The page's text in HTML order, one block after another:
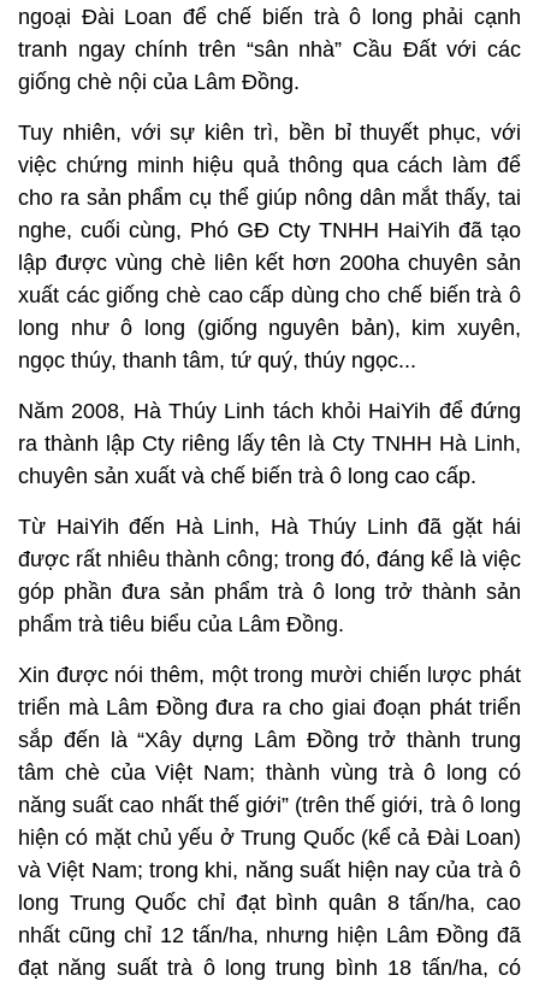
ngoại Đài Loan để chế biến trà ô long phải cạnh
tranh ngay chính trên “sân nhà” Cầu Đất với các
giống chè nội của Lâm Đồng.
Tuy nhiên, với sự kiên trì, bền bỉ thuyết phục, với
việc chứng minh hiệu quả thông qua cách làm để
cho ra sản phẩm cụ thể giúp nông dân mắt thấy, tai
nghe, cuối cùng, Phó GĐ Cty TNHH HaiYih đã tạo
lập được vùng chè liên kết hơn 200ha chuyên sản
xuất các giống chè cao cấp dùng cho chế biến trà ô
long như ô long (giống nguyên bản), kim xuyên,
ngọc thúy, thanh tâm, tứ quý, thúy ngọc...
Năm 2008, Hà Thúy Linh tách khỏi HaiYih để đứng
ra thành lập Cty riêng lấy tên là Cty TNHH Hà Linh,
chuyên sản xuất và chế biến trà ô long cao cấp.
Từ HaiYih đến Hà Linh, Hà Thúy Linh đã gặt hái
được rất nhiêu thành công; trong đó, đáng kể là việc
góp phần đưa sản phẩm trà ô long trở thành sản
phẩm trà tiêu biểu của Lâm Đồng.
Xin được nói thêm, một trong mười chiến lược phát
triển mà Lâm Đồng đưa ra cho giai đoạn phát triển
sắp đến là “Xây dựng Lâm Đồng trở thành trung
tâm chè của Việt Nam; thành vùng trà ô long có
năng suất cao nhất thế giới” (trên thế giới, trà ô long
hiện có mặt chủ yếu ở Trung Quốc (kể cả Đài Loan)
và Việt Nam; trong khi, năng suất hiện nay của trà ô
long Trung Quốc chỉ đạt bình quân 8 tấn/ha, cao
nhất cũng chỉ 12 tấn/ha, nhưng hiện Lâm Đồng đã
đạt năng suất trà ô long trung bình 18 tấn/ha, có